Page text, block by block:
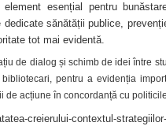
esențial pentru
sănătății publice,
tot mai evidentă.
de dialog și schimb de idei între
pentru a evidenția
acțiune în concordanță cu
creierului-contextul-